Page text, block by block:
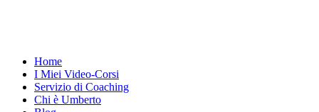
Home
I Miei Video-Corsi
Servizio di Coaching
Chi è Umberto